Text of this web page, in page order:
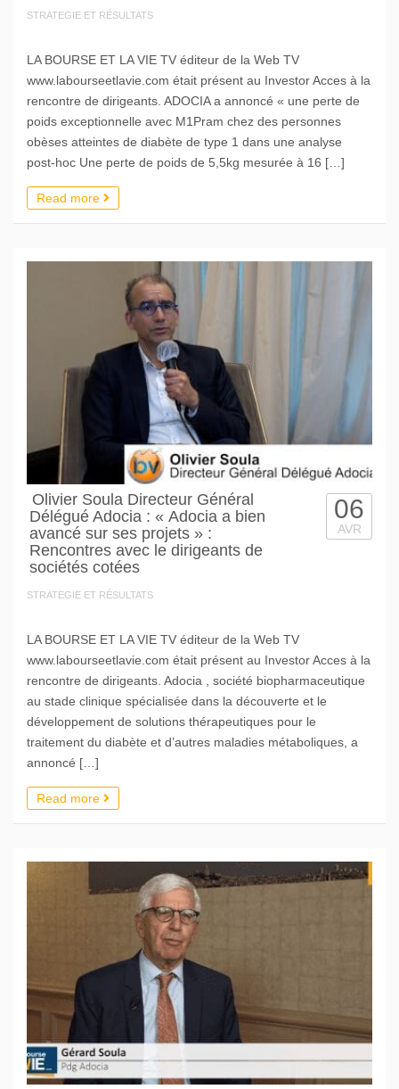
STRATEGIE ET RÉSULTATS
LA BOURSE ET LA VIE TV éditeur de la Web TV
www.labourseetlavie.com était présent au Investor Acces à la
rencontre de dirigeants. ADOCIA a annoncé « une perte de
poids exceptionnelle avec M1Pram chez des personnes
obèses atteintes de diabète de type 1 dans une analyse
post-hoc Une perte de poids de 5,5kg mesurée à 16 […]
Read more
Olivier Soula Directeur Général
Délégué Adocia : « Adocia a bien
avancé sur ses projets » :
Rencontres avec le dirigeants de
sociétés cotées
STRATEGIE ET RÉSULTATS
06
AVR
LA BOURSE ET LA VIE TV éditeur de la Web TV
www.labourseetlavie.com était présent au Investor Acces à la
rencontre de dirigeants. Adocia , société biopharmaceutique
au stade clinique spécialisée dans la découverte et le
développement de solutions thérapeutiques pour le
traitement du diabète et d’autres maladies métaboliques, a
annoncé […]
Read more